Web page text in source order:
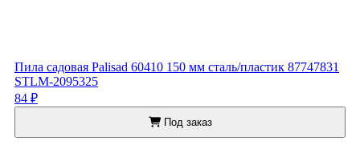
Пила садовая Palisad 60410 150 мм сталь/пластик 87747831
STLM-2095325
84 ₽
Под заказ